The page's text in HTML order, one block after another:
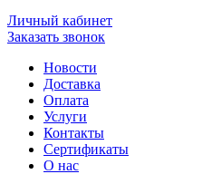
Личный кабинет
Заказать звонок
Новости
Доставка
Оплата
Услуги
Контакты
Cертификаты
О нас